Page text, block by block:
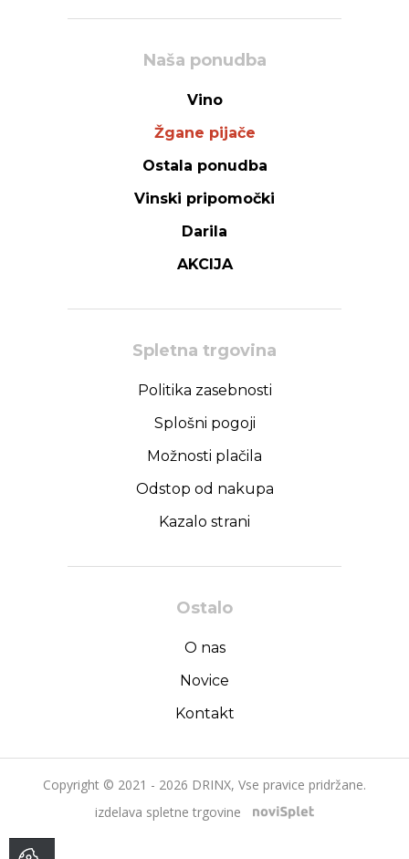
Naša ponudba
Vino
Žgane pijače
Ostala ponudba
Vinski pripomočki
Darila
AKCIJA
Spletna trgovina
Politika zasebnosti
Splošni pogoji
Možnosti plačila
Odstop od nakupa
Kazalo strani
Ostalo
O nas
Novice
Kontakt
Copyright © 2021 - 2026 DRINX, Vse pravice pridržane.
izdelava spletne trgovine